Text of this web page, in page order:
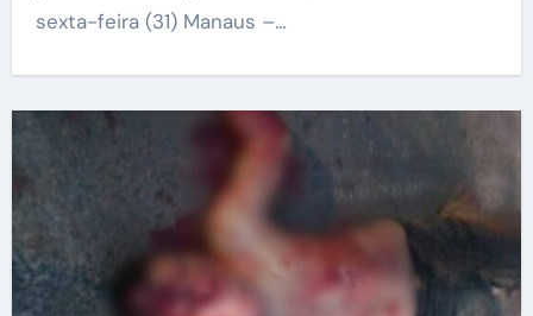
sexta-feira (31) Manaus –…